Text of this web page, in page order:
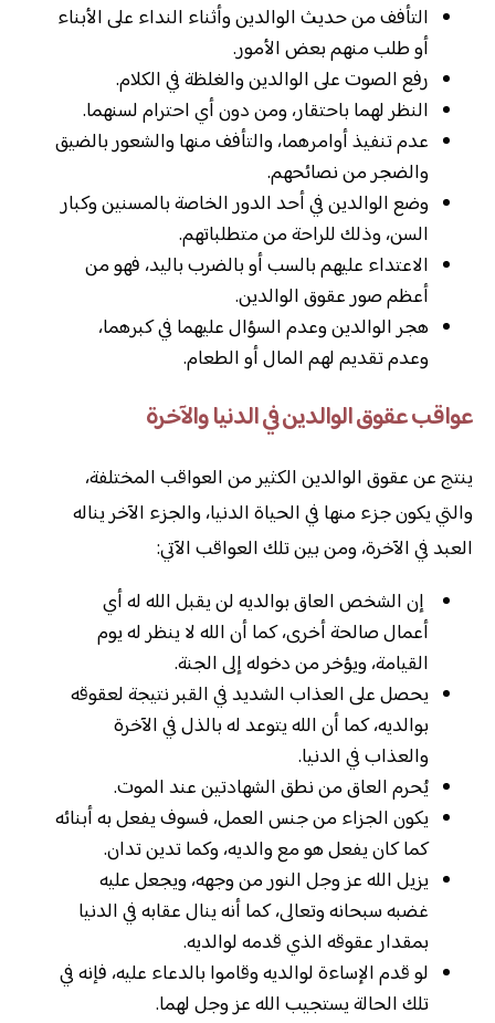
التأفف من حديث الوالدين وأثناء النداء على الأبناء
أو طلب منهم بعض الأمور.
رفع الصوت على الوالدين والغلظة في الكلام.
النظر لهما باحتقار، ومن دون أي احترام لسنهما.
عدم تنفيذ أوامرهما، والتأفف منها والشعور بالضيق
والضجر من نصائحهم.
وضع الوالدين في أحد الدور الخاصة بالمسنين وكبار
السن، وذلك للراحة من متطلباتهم.
الاعتداء عليهم بالسب أو بالضرب باليد، فهو من
أعظم صور عقوق الوالدين.
هجر الوالدين وعدم السؤال عليهما في كبرهما،
وعدم تقديم لهم المال أو الطعام.
عواقب عقوق الوالدين في الدنيا والآخرة
ينتج عن عقوق الوالدين الكثير من العواقب المختلفة،
والتي يكون جزء منها في الحياة الدنيا، والجزء الآخر يناله
العبد في الآخرة، ومن بين تلك العواقب الآتي:
إن الشخص العاق بوالديه لن يقبل الله له أي
أعمال صالحة أخرى، كما أن الله لا ينظر له يوم
القيامة، ويؤخر من دخوله إلى الجنة.
يحصل على العذاب الشديد في القبر نتيجة لعقوقه
بوالديه، كما أن الله يتوعد له بالذل في الآخرة
والعذاب في الدنيا.
يُحرم العاق من نطق الشهادتين عند الموت.
يكون الجزاء من جنس العمل، فسوف يفعل به أبنائه
كما كان يفعل هو مع والديه، وكما تدين تدان.
يزيل الله عز وجل النور من وجهه، ويجعل عليه
غضبه سبحانه وتعالى، كما أنه ينال عقابه في الدنيا
بمقدار عقوقه الذي قدمه لوالديه.
لو قدم الإساءة لوالديه وقاموا بالدعاء عليه، فإنه في
تلك الحالة يستجيب الله عز وجل لهما.